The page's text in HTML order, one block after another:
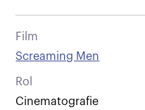
Film
Screaming Men
Rol
Cinematografie